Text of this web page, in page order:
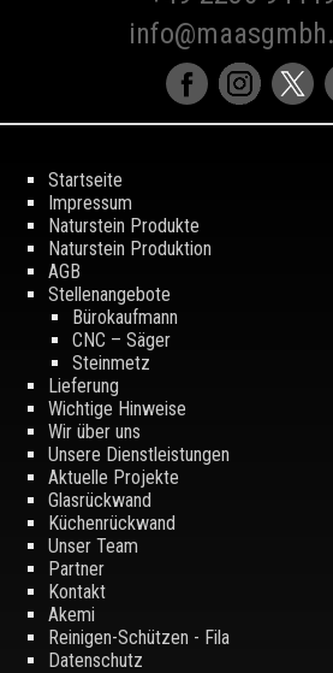
Startseite
Impressum
Naturstein Produkte
Naturstein Produktion
AGB
Stellenangebote
Bürokaufmann
CNC – Säger
Steinmetz
Lieferung
Wichtige Hinweise
Wir über uns
Unsere Dienstleistungen
Aktuelle Projekte
Glasrückwand
Küchenrückwand
Unser Team
Partner
Kontakt
Akemi
Reinigen-Schützen - Fila
Datenschutz